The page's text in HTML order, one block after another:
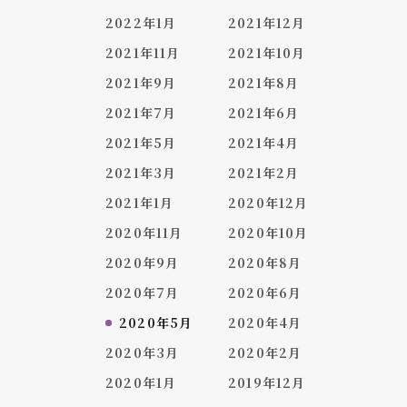
2022年1月
2021年12月
2021年11月
2021年10月
2021年9月
2021年8月
2021年7月
2021年6月
2021年5月
2021年4月
2021年3月
2021年2月
2021年1月
2020年12月
2020年11月
2020年10月
2020年9月
2020年8月
2020年7月
2020年6月
2020年5月
2020年4月
2020年3月
2020年2月
2020年1月
2019年12月